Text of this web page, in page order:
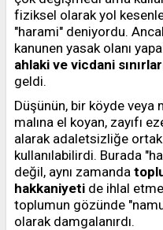
fiziksel olarak yol
"harami" deniyordu.
kanunen yasak olanı
ahlaki ve vicdani
geldi.
Düşünün, bir köyde veya
malına el koyan, zayıfı
alarak adaletsizliğe
kullanılabilirdi. Burada
değil, aynı zamanda
hakkaniyeti de ihlal
toplumun gözünde
olarak damgalanırdı.